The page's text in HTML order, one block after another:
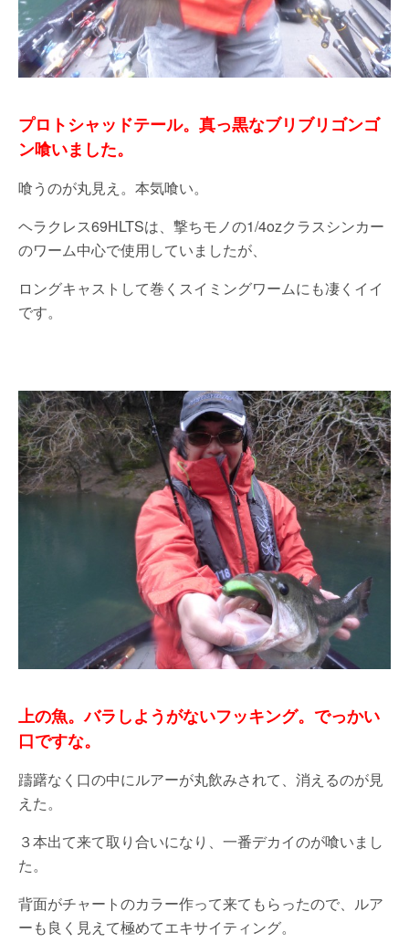
プロトシャッドテール。真っ黒なブリブリゴンゴ
ン喰いました。
喰うのが丸見え。本気喰い。
ヘラクレス69HLTSは、撃ちモノの1/4ozクラスシンカー
のワーム中心で使用していましたが、
ロングキャストして巻くスイミングワームにも凄くイイ
です。
上の魚。バラしようがないフッキング。でっかい
口ですな。
躊躇なく口の中にルアーが丸飲みされて、消えるのが見
えた。
３本出て来て取り合いになり、一番デカイのが喰いまし
た。
背面がチャートのカラー作って来てもらったので、ルア
ーも良く見えて極めてエキサイティング。